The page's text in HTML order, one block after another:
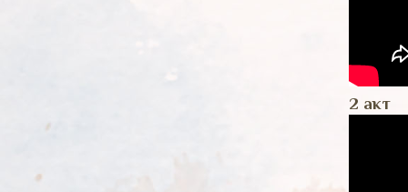
2 акт